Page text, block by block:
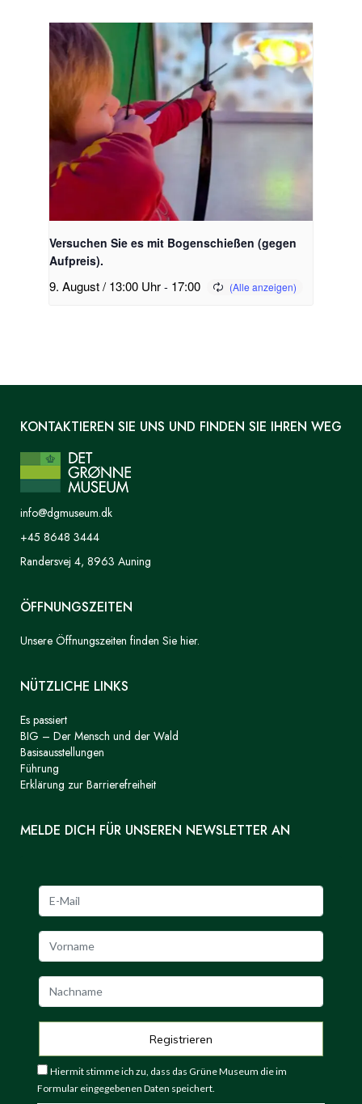
Versuchen Sie es mit Bogenschießen (gegen
Aufpreis).
9. August / 13:00 Uhr- 17:00
KONTAKTIEREN SIE UNS UND FINDEN SIE IHREN WEG
info@dgmuseum.dk
+45 8648 3444
Randersvej 4, 8963 Auning
ÖFFNUNGSZEITEN
Unsere Öffnungszeiten finden Sie hier.
NÜTZLICHE LINKS
Es passiert
BIG – Der Mensch und der Wald
Basisausstellungen
Führung
Erklärung zur Barrierefreiheit
MELDE DICH FÜR UNSEREN NEWSLETTER AN
Hiermit stimme ich zu, dass das Grüne Museum die im
Formular eingegebenen Daten speichert.